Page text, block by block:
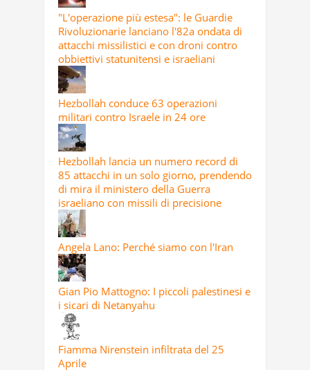
"L'operazione più estesa": le Guardie
Rivoluzionarie lanciano l'82a ondata di
attacchi missilistici e con droni contro
obbiettivi statunitensi e israeliani
Hezbollah conduce 63 operazioni
militari contro Israele in 24 ore
Hezbollah lancia un numero record di
85 attacchi in un solo giorno, prendendo
di mira il ministero della Guerra
israeliano con missili di precisione
Angela Lano: Perché siamo con l'Iran
Gian Pio Mattogno: I piccoli palestinesi e
i sicari di Netanyahu
Fiamma Nirenstein infiltrata del 25
Aprile